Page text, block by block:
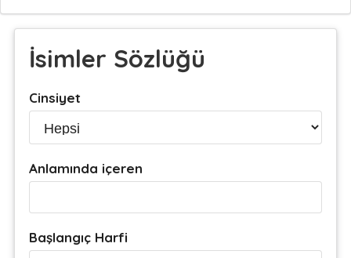
İsimler Sözlüğü
Cinsiyet
Anlamında içeren
Başlangıç Harfi